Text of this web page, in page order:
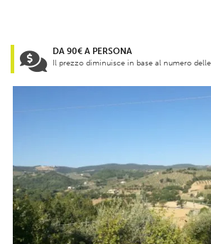
DA 90€ A PERSONA
Il prezzo diminuisce in base al numero